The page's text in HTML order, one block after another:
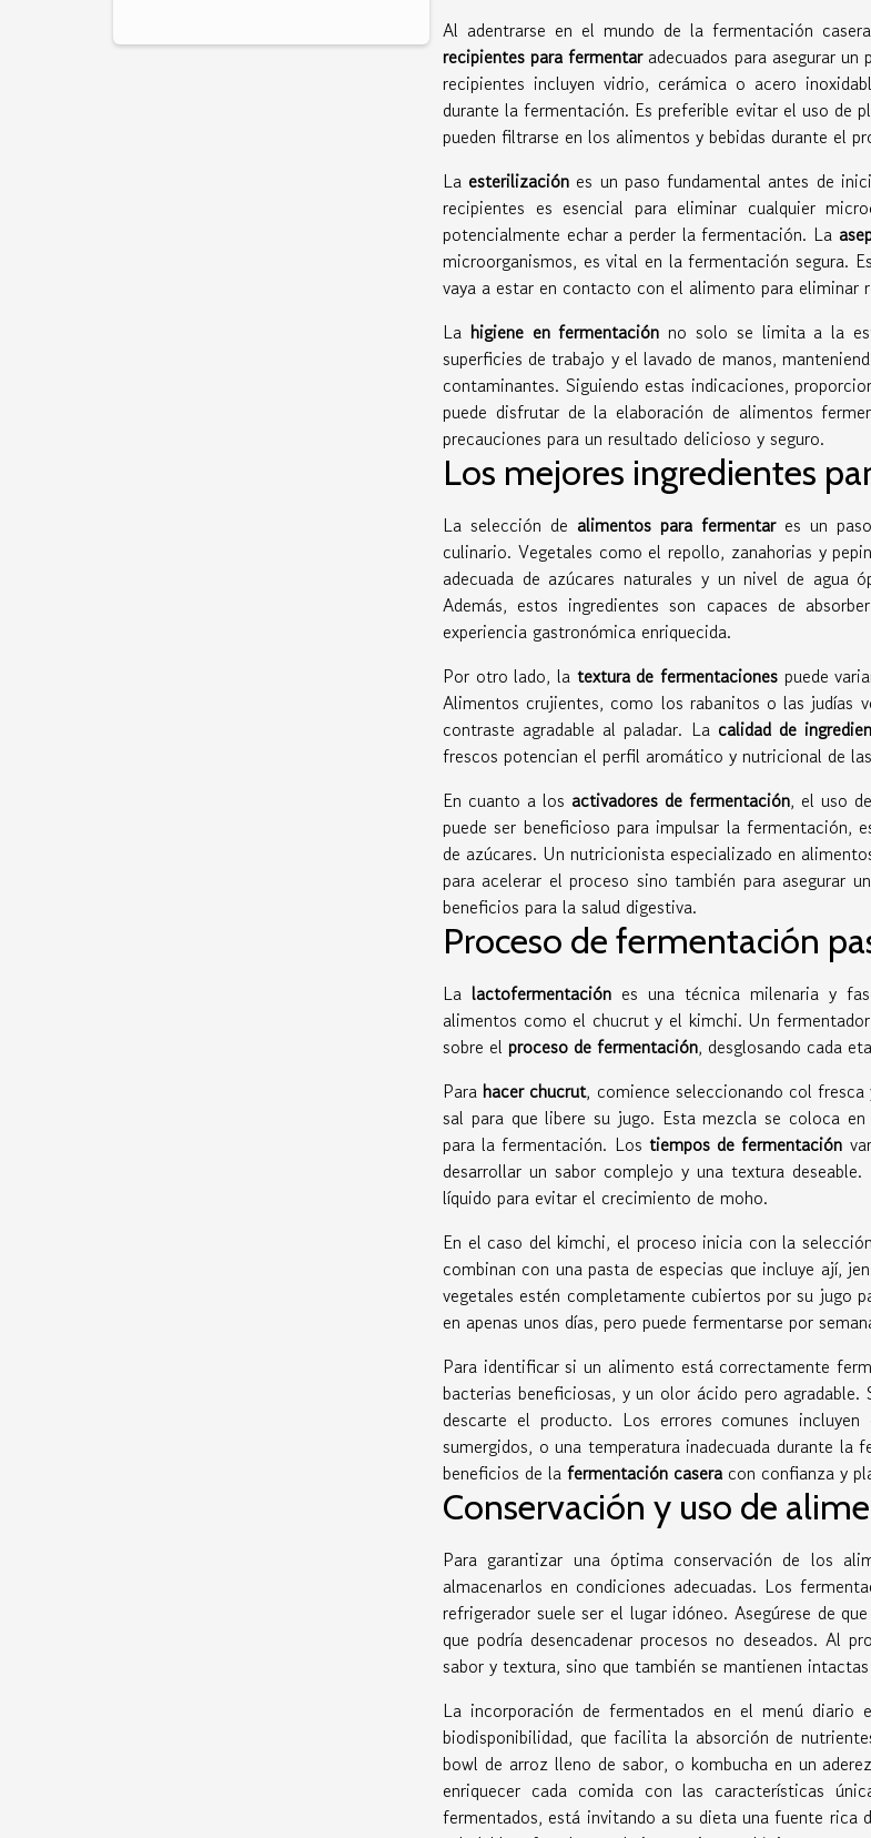
Al adentrarse en el mundo de la fermentación
recipientes para fermentaradecuados para asegurar un
recipientes incluyen vidrio, cerámica o acero
durante la fermentación. Es preferible evitar el uso de
pueden filtrarse en los alimentos y bebidas durante el
La esterilización es un paso fundamental antes de
recipientes es esencial para eliminar cualquier
potencialmente echar a perder la fermentación. La
microorganismos, es vital en la fermentación segura.
vaya a estar en contacto con el alimento para eliminar
La higiene en fermentación no solo se limita a la
superficies de trabajo y el lavado de manos,
contaminantes. Siguiendo estas indicaciones,
puede disfrutar de la elaboración de alimentos
precauciones para un resultado delicioso y seguro.
Los mejores ingredientes
La selección de alimentos para fermentares un
culinario. Vegetales como el repollo, zanahorias y
adecuada de azúcares naturales y un nivel de agua
Además, estos ingredientes son capaces de
experiencia gastronómica enriquecida.
Por otro lado, la textura de fermentacionespuede
Alimentos crujientes, como los rabanitos o las judías
contraste agradable al paladar. La calidad de
frescos potencian el perfil aromático y nutricional de
En cuanto a los activadores de fermentación, el uso
puede ser beneficioso para impulsar la fermentación,
de azúcares. Un nutricionista especializado en
para acelerar el proceso sino también para asegurar
beneficios para la salud digestiva.
Proceso de fermentación
La lactofermentación es una técnica milenaria y
alimentos como el chucrut y el kimchi. Un
sobre el proceso de fermentación, desglosando cada
Para hacer chucrut, comience seleccionando col
sal para que libere su jugo. Esta mezcla se coloca
para la fermentación. Los tiempos de fermentación
desarrollar un sabor complejo y una textura
líquido para evitar el crecimiento de moho.
En el caso del kimchi, el proceso inicia con la
combinan con una pasta de especias que incluye ají,
vegetales estén completamente cubiertos por su jugo
en apenas unos días, pero puede fermentarse por
Para identificar si un alimento está correctamente
bacterias beneficiosas, y un olor ácido pero
descarte el producto. Los errores comunes
sumergidos, o una temperatura inadecuada durante la
beneficios de la fermentación casera con confianza y
Conservación y uso de
Para garantizar una óptima conservación de los
almacenarlos en condiciones adecuadas. Los
refrigerador suele ser el lugar idóneo. Asegúrese de
que podría desencadenar procesos no deseados. Al
sabor y textura, sino que también se mantienen
La incorporación de fermentados en el menú diario
biodisponibilidad, que facilita la absorción de
bowl de arroz lleno de sabor, o kombucha en un
enriquecer cada comida con las características
fermentados, está invitando a su dieta una fuente rica